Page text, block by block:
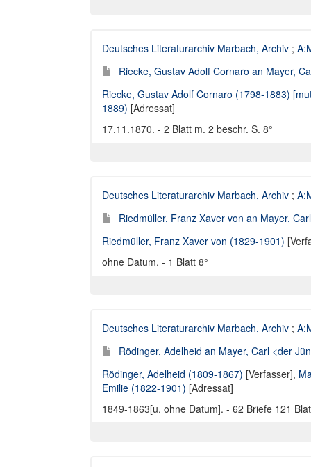
Deutsches Literaturarchiv Marbach, Archiv ;
Riecke, Gustav Adolf Cornaro an Mayer,
Riecke, Gustav Adolf Cornaro (1798-1883)
1889) [Adressat]
17.11.1870. - 2 Blatt m. 2 beschr. S. 8°
Deutsches Literaturarchiv Marbach, Archiv ;
Riedmüller, Franz Xaver von an Mayer,
Riedmüller, Franz Xaver von (1829-1901)
ohne Datum. - 1 Blatt 8°
Deutsches Literaturarchiv Marbach, Archiv ;
Rödinger, Adelheid an Mayer, Carl <der
Rödinger, Adelheid (1809-1867) [Verfasser],
Emilie (1822-1901) [Adressat]
1849-1863[u. ohne Datum]. - 62 Briefe 121